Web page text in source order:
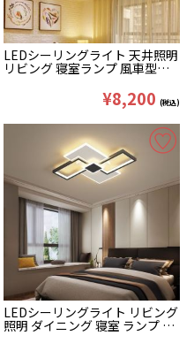
LEDシーリングライト 天井照明
リビング 寝室ランプ 風車型
¥8,200 (税込)
LEDシーリングライト リビング
照明 ダイニング 寝室 ランプ オ